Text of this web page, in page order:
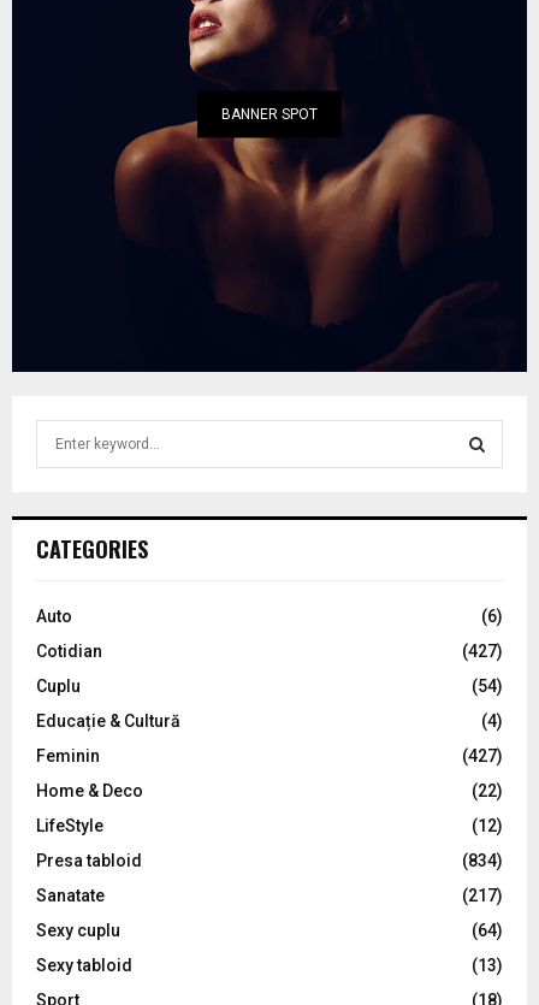
BANNER SPOT
h
o
:
C
CATEGORIES
Auto
(6)
Cotidian
(427)
Cuplu
(54)
Educație & Cultură
(4)
Feminin
(427)
Home & Deco
(22)
LifeStyle
(12)
Presa tabloid
(834)
Sanatate
(217)
Sexy cuplu
(64)
Sexy tabloid
(13)
Sport
(18)